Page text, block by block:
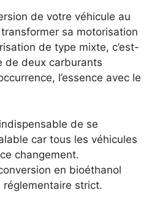
de votre véhicule au
sa motorisation
de type mixte, c’est-
de deux carburants
l’essence avec le
de se
car tous les véhicules
changement.
en bioéthanol
strict.